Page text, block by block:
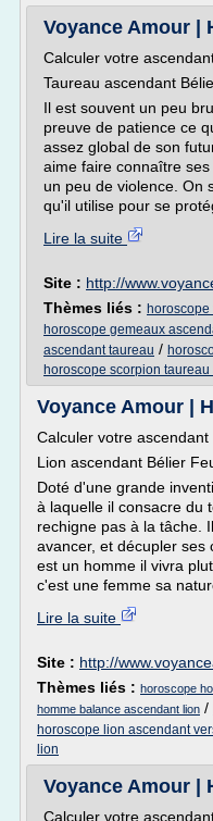
Voyance Amour |
Calculer votre
Taureau ascendant
Il est souvent un peu
preuve de patience ce
assez global de son
aime faire connaître
un peu de violence. On
qu'il utilise pour se
Lire la suite
Site : http://
Thèmes liés :
horoscope gemeaux
ascendant taureau /
horoscope scorpion taureau
Voyance Amour |
Calculer votre ascendant
Lion ascendant Bélier
Doté d'une grande
à laquelle il consacre du
rechigne pas à la tâche.
avancer, et décupler ses
est un homme il vivra
c'est une femme sa
Lire la suite
Site : http://
Thèmes liés : horoscope
homme balance ascendant lion /
horoscope lion ascendant
lion
Voyance Amour |
Calculer votre